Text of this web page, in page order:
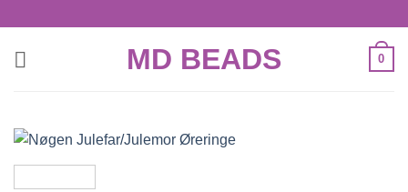
content
MD BEADS 0